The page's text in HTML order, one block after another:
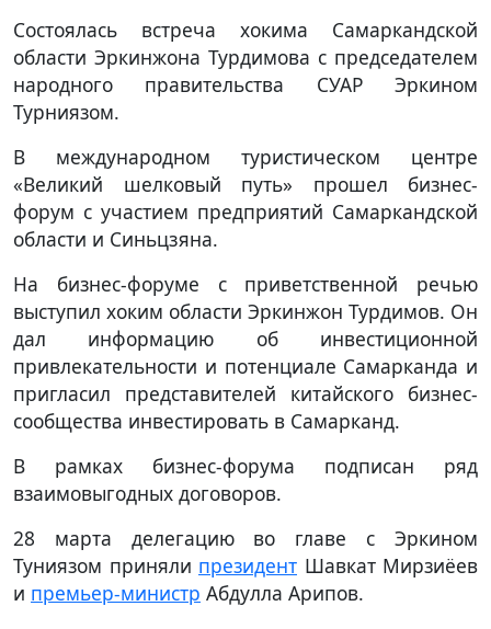
Состоялась встреча хокима Самаркандской
области Эркинжона Турдимова с председателем
народного правительства СУАР Эркином
Турниязом.
В международном туристическом центре
«Великий шелковый путь» прошел бизнес-
форум с участием предприятий Самаркандской
области и Синьцзяна.
На бизнес-форуме с приветственной речью
выступил хоким области Эркинжон Турдимов. Он
дал информацию об инвестиционной
привлекательности и потенциале Самарканда и
пригласил представителей китайского бизнес-
сообщества инвестировать в Самарканд.
В рамках бизнес-форума подписан ряд
взаимовыгодных договоров.
28 марта делегацию во главе с Эркином
Туниязом приняли президент Шавкат Мирзиёев
и премьер-министр Абдулла Арипов.